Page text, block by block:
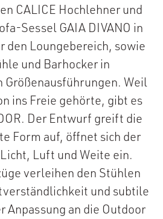
CALICE Hochlehner und
Sessel GAIA DIVANO in
den Loungebereich, sowie
und Barhocker in
Größenausführungen. Weil
ins Freie gehörte, gibt es
Der Entwurf greift die
Form auf, öffnet sich der
Luft und Weite ein.
verleihen den Stühlen
und subtile
Anpassung an die Outdoor